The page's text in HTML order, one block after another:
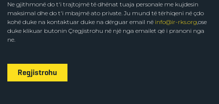
Ne gjithmonë do t'i trajtojmë të dhënat tuaja personale me kujdesin
maksimal dhe do t'i mbajmë ato private. Ju mund të tërhiqeni në çdo
kohë duke na kontaktuar duke na dërguar email në info@ir-rks.org,ose
duke klikuar butonin Çregjistrohu në një nga emailet që i pranoni nga
ne.
Regjistrohu